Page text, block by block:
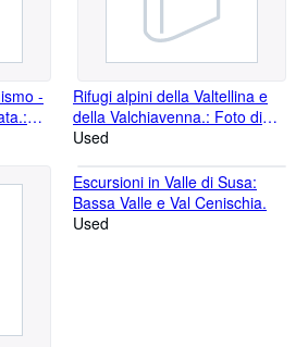
-
27.
Rifugi alpini della Valtellina e
della Valchiavenna.: Foto di
Luisa Angelici e Antonio
17.
Used
Escursioni in Valle di Susa:
Bassa Valle e Val Cenischia.
Used